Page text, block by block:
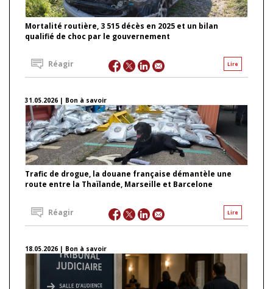
Mortalité routière, 3 515 décès en 2025 et un bilan
qualifié de choc par le gouvernement
Lire
Réagir
31.05.2026 | Bon à savoir
Trafic de drogue, la douane française démantèle une
route entre la Thaïlande, Marseille et Barcelone
Lire
Réagir
18.05.2026 | Bon à savoir